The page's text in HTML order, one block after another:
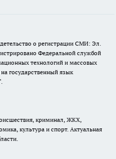
о регистрации СМИ: Эл.
Федеральной службой
технологий и массовых
государственный язык
криминал, ЖКХ,
культура и спорт. Актуальная